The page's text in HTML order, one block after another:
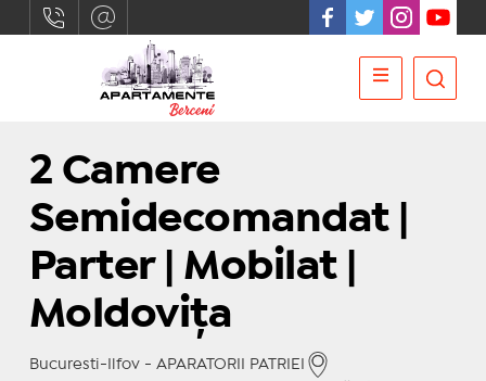
2 Camere
Semidecomandat |
Parter | Mobilat |
Moldovița
Bucuresti-Ilfov - APARATORII PATRIEI